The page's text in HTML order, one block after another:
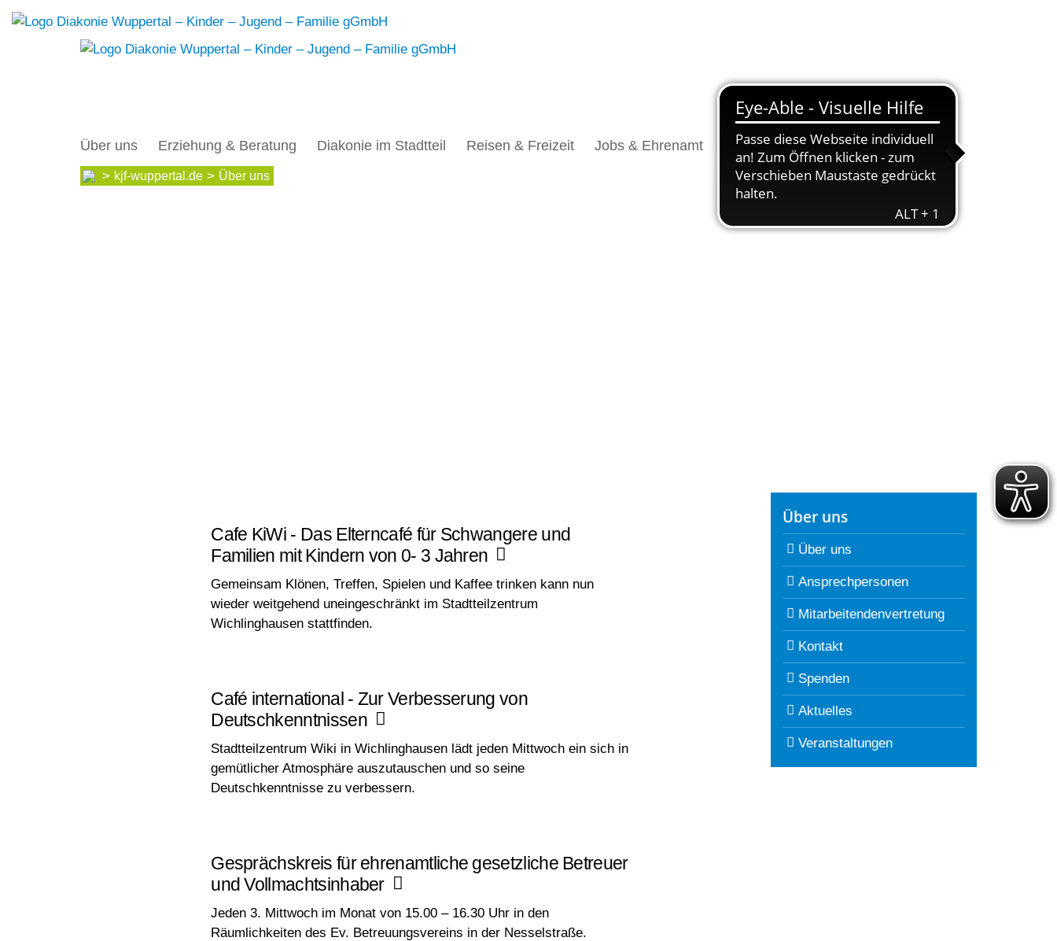
Über uns Erziehung & Beratung Diakonie im Stadtteil Reisen & Freizeit Jobs & Ehrenamt Suche
kjf-wuppertal.de Über uns
Cafe KiWi - Das Elterncafé für Schwangere und
Familien mit Kindern von 0- 3 Jahren
Gemeinsam Klönen, Treffen, Spielen und Kaffee trinken kann nun
wieder weitgehend uneingeschränkt im Stadtteilzentrum
Wichlinghausen stattfinden.
Café international - Zur Verbesserung von
Deutschkenntnissen
Stadtteilzentrum Wiki in Wichlinghausen lädt jeden Mittwoch ein sich in
gemütlicher Atmosphäre auszutauschen und so seine
Deutschkenntnisse zu verbessern.
Gesprächskreis für ehrenamtliche gesetzliche Betreuer
und Vollmachtsinhaber
Jeden 3. Mittwoch im Monat von 15.00 – 16.30 Uhr in den
Räumlichkeiten des Ev. Betreuungsvereins in der Nesselstraße.
Über uns
Über uns
Ansprechpersonen
Mitarbeitendenvertretung
Kontakt
Spenden
Aktuelles
Veranstaltungen